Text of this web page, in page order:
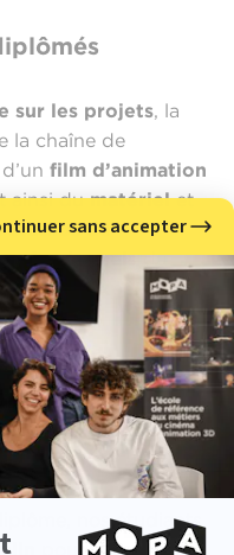
sur les projets, la
la chaîne de
film d’animation
ainsi dumatérielet
studios de
du
etexpérience
ou des
Festival
chance de
employeurs à qui
de leur talent.
l'Étatet
nos étudiants
pour se lancer